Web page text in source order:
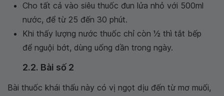
Cho tất cả vào siêu thuốc đun lửa nhỏ với 500ml
nước, để từ 25 đến 30 phút.
Khi thấy lượng nước thuốc chỉ còn 1⁄2 thì tắt bếp
để nguội bớt, dùng uống dần trong ngày.
2.2. Bài số 2
Bài thuốc khái thấu này có vị ngọt dịu đến từ mơ muối,